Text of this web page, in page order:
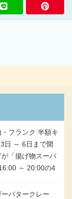
フランク 半額キ
日 ～ 6日まで開
「揚げ物スーパ
～ 20:00の4
69円!
バタークレー